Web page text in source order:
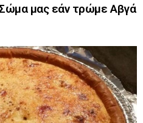
Σώμα μας εάν τρώμε Αβγά